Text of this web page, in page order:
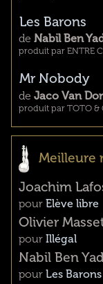
Les Barons
de Nabil Ben
produit par ENTRE
Mr Nobody
de Jaco Van
produit par TOTO &
Meilleure
Joachim
pour Elève libre
Olivier
pour Illégal
Nabil Ben
pour Les Barons